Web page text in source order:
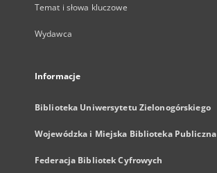
Temat i słowa kluczowe
Wydawca
Informacje
Biblioteka Uniwersytetu Zielonogórskiego
Wojewódzka i Miejska Biblioteka Publiczna
Federacja Bibliotek Cyfrowych